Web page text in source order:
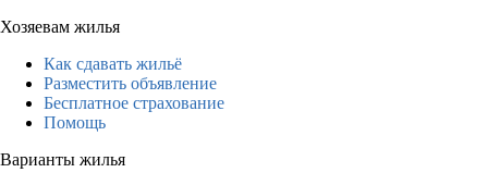
Хозяевам жилья
Как сдавать жильё
Разместить объявление
Бесплатное страхование
Помощь
Варианты жилья